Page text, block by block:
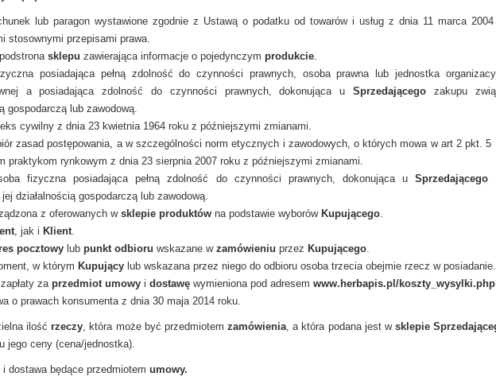
lub paragon wystawione zgodnie z Ustawą o podatku od towarów i usług z dnia 11 marca
stosownymi przepisami prawa.
sklepu zawierająca informacje o pojedynczymprodukcie.
posiadająca pełną zdolność do czynności prawnych, osoba prawna lub jednostka
a posiadająca zdolność do czynności prawnych,dokonująca u Sprzedającegozakupu
gospodarczą lub zawodową.
cywilny z dnia 23 kwietnia 1964 roku z późniejszymi zmianami.
zasad postępowania, a w szczególności norm etycznych i zawodowych, o których mowa w art 2 pkt. 5
praktykom rynkowym z dnia 23 sierpnia 2007 roku z późniejszymi zmianami.
fizyczna posiadająca pełną zdolność do czynności prawnych, dokonująca uSprzedającego
działalnością gospodarczą lub zawodową.
z oferowanych wsklepie produktówna podstawie wyborów Kupującego.
, jak i Klient.
pocztowy lubpunkt odbioru wskazane wzamówieniuprzez Kupującego.
w którym Kupujący lub wskazana przez niego do odbioru osoba trzecia obejmie rzecz w posiadanie.
zaprzedmiot umowy idostawę wymieniona pod adresemwww.herbapis.pl/koszty_wysylki.php
o prawach konsumenta z dnia 30 maja 2014 roku.
ilośćrzeczy, która może być przedmiotemzamówienia, a która podana jest wsklepie
jego ceny (cena/jednostka).
i dostawa będące przedmiotemumowy.